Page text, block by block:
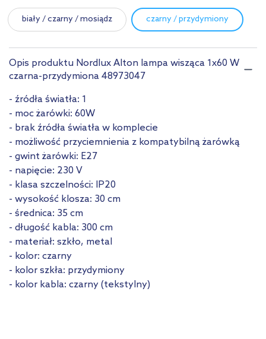
biały / czarny / mosiądz czarny / przydymiony
Opis produktu Nordlux Alton lampa wisząca 1x60 W
czarna-przydymiona 48973047
- źródła światła: 1
- moc żarówki: 60W
- brak źródła światła w komplecie
- możliwość przyciemnienia z kompatybilną żarówką
- gwint żarówki: E27
- napięcie: 230 V
- klasa szczelności: IP20
- wysokość klosza: 30 cm
- średnica: 35 cm
- długość kabla: 300 cm
- materiał: szkło, metal
- kolor: czarny
- kolor szkła: przydymiony
- kolor kabla: czarny (tekstylny)